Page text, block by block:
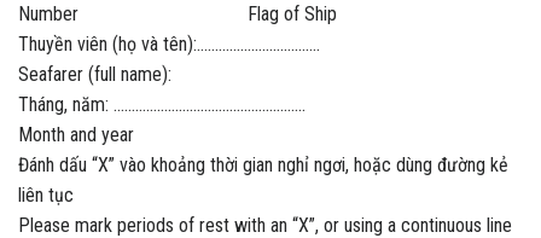
Number Flag of Ship
Thuyền viên (họ và tên):…………………………….
Seafarer (full name):
Tháng, năm: ……………………………………………..
Month and year
Đánh dấu “X” vào khoảng thời gian nghỉ ngơi, hoặc dùng đường kẻ
liên tục
Please mark periods of rest with an “X”, or using a continuous line